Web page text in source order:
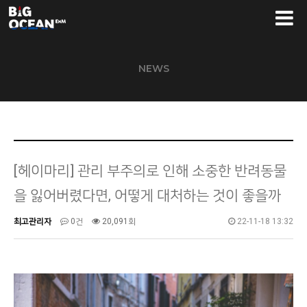
NEWS
[헤이마리] 관리 부주의로 인해 소중한 반려동물
을 잃어버렸다면, 어떻게 대처하는 것이 좋을까
최고관리자 0건 20,091회 22-11-18 13:32